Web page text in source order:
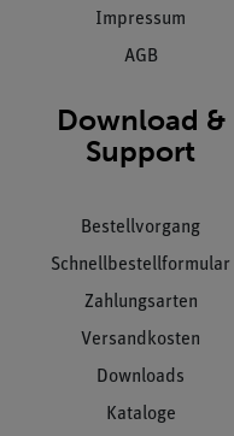
Impressum
AGB
Download &
Support
Bestellvorgang
Schnellbestellformular
Zahlungsarten
Versandkosten
Downloads
Kataloge